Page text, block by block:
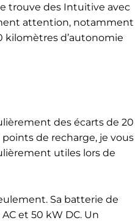
trouve des Intuitive avec
attention, notamment
kilomètres d’autonomie
des écarts de 20
de recharge, je vous
utiles lors de
Sa batterie de
et 50 kW DC. Un